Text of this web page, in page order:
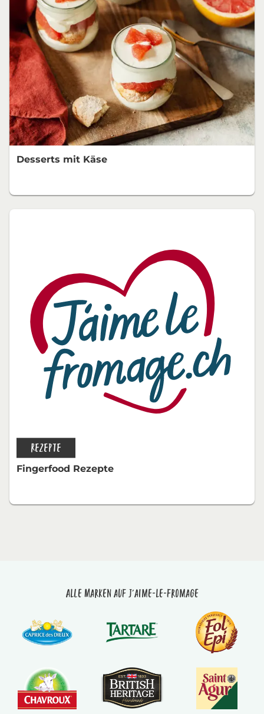
Desserts mit Käse
REZEPTE
Fingerfood Rezepte
Alle Marken auf J'aime-le-fromage